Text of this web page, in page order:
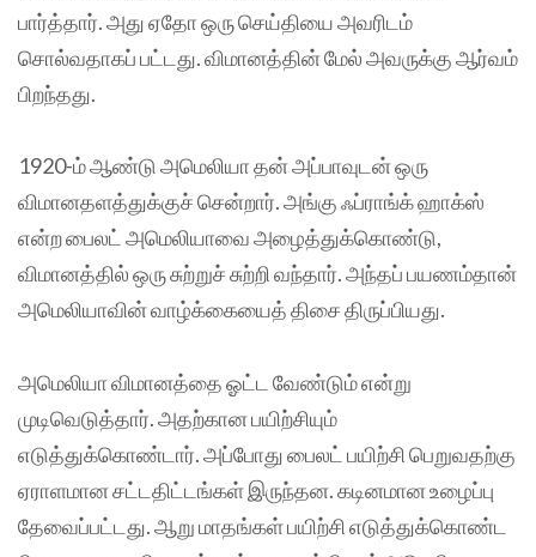
பார்த்தார். அது ஏதோ ஒரு செய்தியை அவரிடம்
சொல்வதாகப் பட்டது. விமானத்தின் மேல் அவருக்கு ஆர்வம்
பிறந்தது.
1920-ம் ஆண்டு அமெலியா தன் அப்பாவுடன் ஒரு
விமானதளத்துக்குச் சென்றார். அங்கு ஃப்ராங்க் ஹாக்ஸ்
என்ற பைலட் அமெலியாவை அழைத்துக்கொண்டு,
விமானத்தில் ஒரு சுற்றுச் சுற்றி வந்தார். அந்தப் பயணம்தான்
அமெலியாவின் வாழ்க்கையைத் திசை திருப்பியது.
அமெலியா விமானத்தை ஓட்ட வேண்டும் என்று
முடிவெடுத்தார். அதற்கான பயிற்சியும்
எடுத்துக்கொண்டார். அப்போது பைலட் பயிற்சி பெறுவதற்கு
ஏராளமான சட்டதிட்டங்கள் இருந்தன. கடினமான உழைப்பு
தேவைப்பட்டது. ஆறு மாதங்கள் பயிற்சி எடுத்துக்கொண்ட